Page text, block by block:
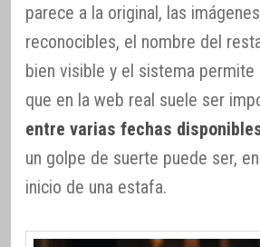
parece a la original, las
reconocibles, el nombre del
bien visible y el sistema permite
que en la web real suele ser
entre varias fechas
un golpe de suerte puede ser,
inicio de una estafa.